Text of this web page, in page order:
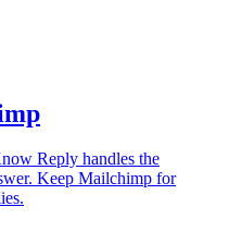
Reply handles the
Keep Mailchimp for